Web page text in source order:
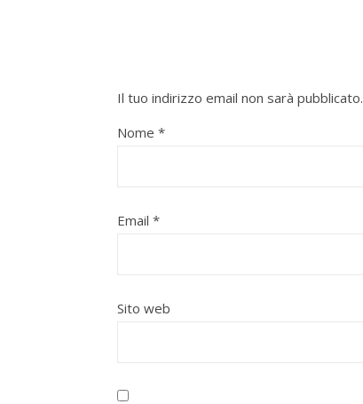
Il tuo indirizzo email non sarà pubblicato.
Nome *
Email *
Sito web